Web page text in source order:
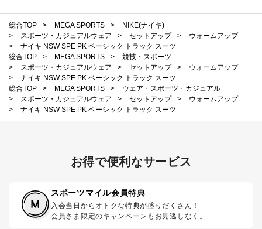
総合TOP > MEGA SPORTS >
NIKE(ナイキ)
>
スポーツ・カジュアルウェア > セットアップ >
ウォームアップ
>
ナイキ NSW SPE PK ベーシック トラック スーツ
総合TOP
> MEGA SPORTS >
競技・スポーツ
>
スポーツ・カジュアルウェア > セットアップ >
ウォームアップ
>
ナイキ NSW SPE PK ベーシック トラック スーツ
総合TOP
> MEGA SPORTS >
ウェア・スポーツ・カジュアル
>
スポーツ・カジュアルウェア > セットアップ >
ウォームアップ
>
ナイキ NSW SPE PK ベーシック トラック スーツ
お得で便利なサービス
スポーツマイル会員特典
入会当日からオトクな特典が盛りだくさん！
会員さま限定のキャンペーンもお見逃しなく。